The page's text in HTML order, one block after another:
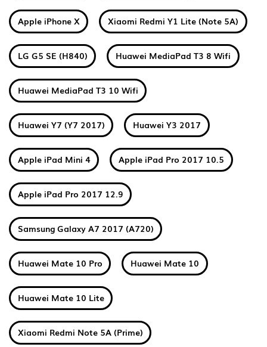
Apple iPhone X Xiaomi Redmi Y1 Lite (Note 5A)
LG G5 SE (H840) Huawei MediaPad T3 8 Wifi
Huawei MediaPad T3 10 Wifi
Huawei Y7 (Y7 2017) Huawei Y3 2017
Apple iPad Mini 4 Apple iPad Pro 2017 10.5
Apple iPad Pro 2017 12.9
Samsung Galaxy A7 2017 (A720)
Huawei Mate 10 Pro Huawei Mate 10
Huawei Mate 10 Lite
Xiaomi Redmi Note 5A (Prime)